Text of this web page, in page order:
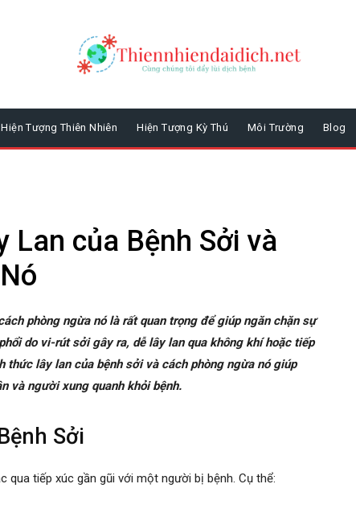
Hiện Tượng Thiên Nhiên Hiện Tượng Kỳ Thú Môi Trường Blog
Lan của Bệnh Sởi và
phòng ngừa nó là rất quan trọng để giúp ngăn chặn sự
do vi-rút sởi gây ra, dễ lây lan qua không khí hoặc tiếp
lây lan của bệnh sởi và cách phòng ngừa nó giúp
và người xung quanh khỏi bệnh.
Sởi
qua tiếp xúc gần gũi với một người bị bệnh. Cụ thể: